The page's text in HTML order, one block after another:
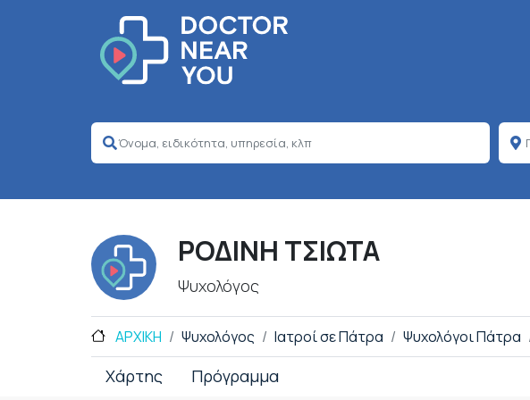
ΡΟΔΙΝΗ ΤΣΙΩΤΑ
Ψυχολόγος
ΑΡΧΙΚΗ Ψυχολόγος Ιατροί σε Πάτρα Ψυχολόγοι Πάτρα
Χάρτης Πρόγραμμα